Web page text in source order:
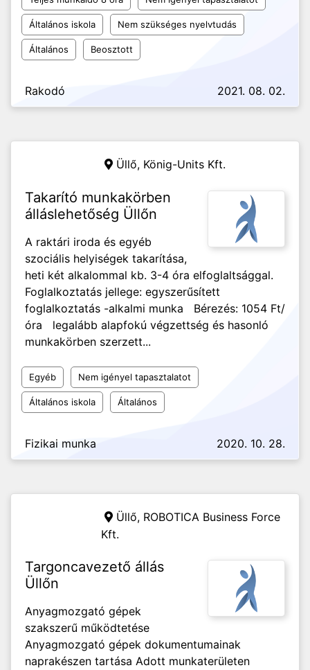
Általános iskola Nem szükséges nyelvtudás
Általános Beosztott
Rakodó 2021. 08. 02.
Üllő, König-Units Kft.
Takarító munkakörben
álláslehetőség Üllőn
A raktári iroda és egyéb
szociális helyiségek takarítása,
heti két alkalommal kb. 3-4 óra elfoglaltsággal.
Foglalkoztatás jellege: egyszerűsített
foglalkoztatás -alkalmi munka Bérezés: 1054 Ft/
óra legalább alapfokú végzettség és hasonló
munkakörben szerzett...
Egyéb Nem igényel tapasztalatot
Általános iskola Általános
Fizikai munka 2020. 10. 28.
Üllő, ROBOTICA Business Force
Kft.
Targoncavezető állás
Üllőn
Anyagmozgató gépek
szakszerű működtetése
Anyagmozgató gépek dokumentumainak
naprakészen tartása Adott munkaterületen